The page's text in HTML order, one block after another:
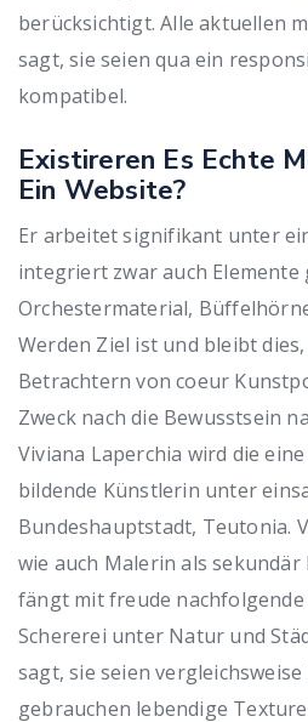
berücksichtigt. Alle aktuellen
sagt, sie seien qua ein
kompatibel.
Existireren Es Echte
Ein Website?
Er arbeitet signifikant unter
integriert zwar auch Elemente
Orchestermaterial,
Werden Ziel ist und bleibt
Betrachtern von coeur
Zweck nach die Bewusstsein
Viviana Laperchia wird die
bildende Künstlerin unter
Bundeshauptstadt, Teutonia.
wie auch Malerin als
fängt mit freude
Schererei unter Natur und
sagt, sie seien
gebrauchen lebendige